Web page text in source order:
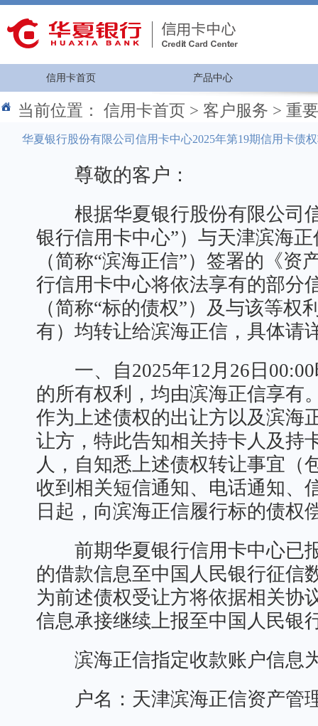
信用卡首页 产品中心
当前位置： 信用卡首页 > 客户服务 > 重
华夏银行股份有限公司信用卡中心2025年第19期信用卡债
尊敬的客户：
根据华夏银行股份有限公司
银行信用卡中心”）与天津滨海
（简称“滨海正信”）签署的《资
行信用卡中心将依法享有的部分
（简称“标的债权”）及与该等权
有）均转让给滨海正信，具体请
一、自2025年12月26日00:00
的所有权利，均由滨海正信享有
作为上述债权的出让方以及滨海
让方，特此告知相关持卡人及持
人，自知悉上述债权转让事宜（
收到相关短信通知、电话通知、
日起，向滨海正信履行标的债权
前期华夏银行信用卡中心已
的借款信息至中国人民银行征信
为前述债权受让方将依据相关协
信息承接继续上报至中国人民银
滨海正信指定收款账户信息
户名：天津滨海正信资产管